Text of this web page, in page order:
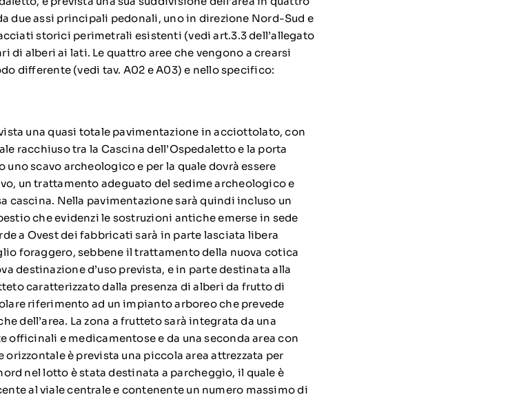
due assi principali pedonali, uno in direzione Nord-Sud e
storici perimetrali esistenti (vedi art.3.3 dell’allegato
di alberi ai lati. Le quattro aree che vengono a crearsi
differente (vedi tav. A02 e A03) e nello specifico:
una quasi totale pavimentazione in acciottolato, con
racchiuso tra la Cascina dell’Ospedaletto e la porta
uno scavo archeologico e per la quale dovrà essere
un trattamento adeguato del sedime archeologico e
cascina. Nella pavimentazione sarà quindi incluso un
che evidenzi le sostruzioni antiche emerse in sede
a Ovest dei fabbricati sarà in parte lasciata libera
foraggero, sebbene il trattamento della nuova cotica
destinazione d’uso prevista, e in parte destinata alla
caratterizzato dalla presenza di alberi da frutto di
riferimento ad un impianto arboreo che prevede
dell’area. La zona a frutteto sarà integrata da una
officinali e medicamentose e da una seconda area con
orizzontale è prevista una piccola area attrezzata per
nel lotto è stata destinata a parcheggio, il quale è
al viale centrale e contenente un numero massimo di